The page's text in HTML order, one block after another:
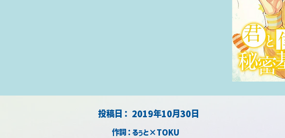
2019年10月30日
​投稿日：
作詞：るぅと×TOKU